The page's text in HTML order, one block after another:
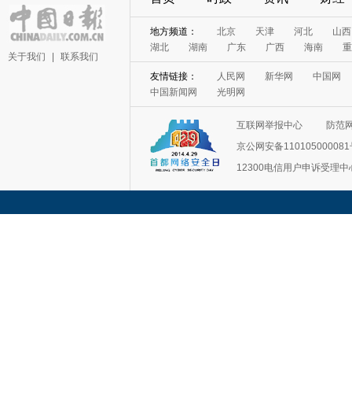
关于我们 联系我们
地方频道： 北京 天津 河北
山西
湖北
湖南 广东 广西 海南
友情链接： 人民网 新华网
中国网
中国新闻网
光明网
互联网举报中心
防范
京公网安备110105000081
12300电信用户申诉受理中